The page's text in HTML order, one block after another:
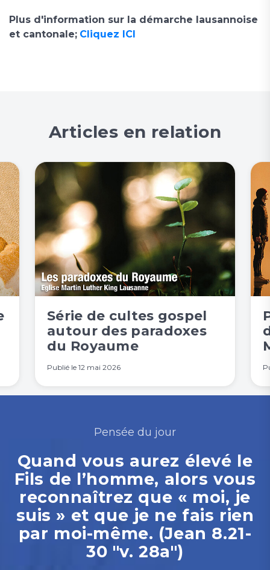
Plus d'information sur la démarche lausannoise
et cantonale; Cliquez ICI
Articles en relation
Série de cultes gospel
autour des paradoxes
du Royaume
Publié le 12 mai 2026
Pensée du jour
Quand vous aurez élevé le
Fils de l’homme, alors vous
reconnaîtrez que « moi, je
suis » et que je ne fais rien
par moi-même. (Jean 8.21-
30 "v. 28a")